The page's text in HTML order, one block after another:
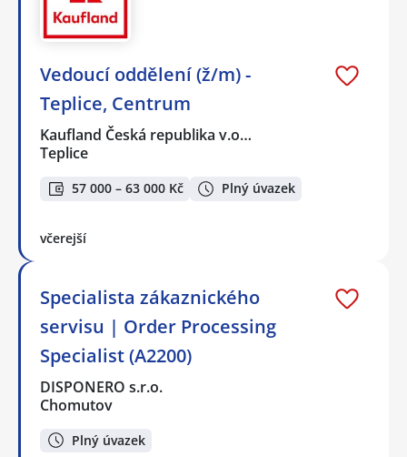
Vedoucí oddělení (ž/m) -
Teplice, Centrum
Kaufland Česká republika v.o…
Teplice
57 000 – 63 000 Kč Plný úvazek
včerejší
Specialista zákaznického
servisu | Order Processing
Specialist (A2200)
DISPONERO s.r.o.
Chomutov
Plný úvazek